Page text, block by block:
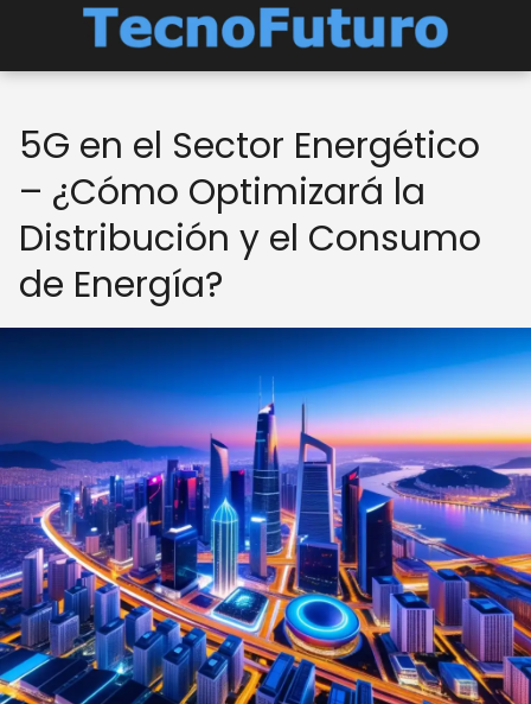
5G en el Sector Energético
– ¿Cómo Optimizará la
Distribución y el Consumo
de Energía?